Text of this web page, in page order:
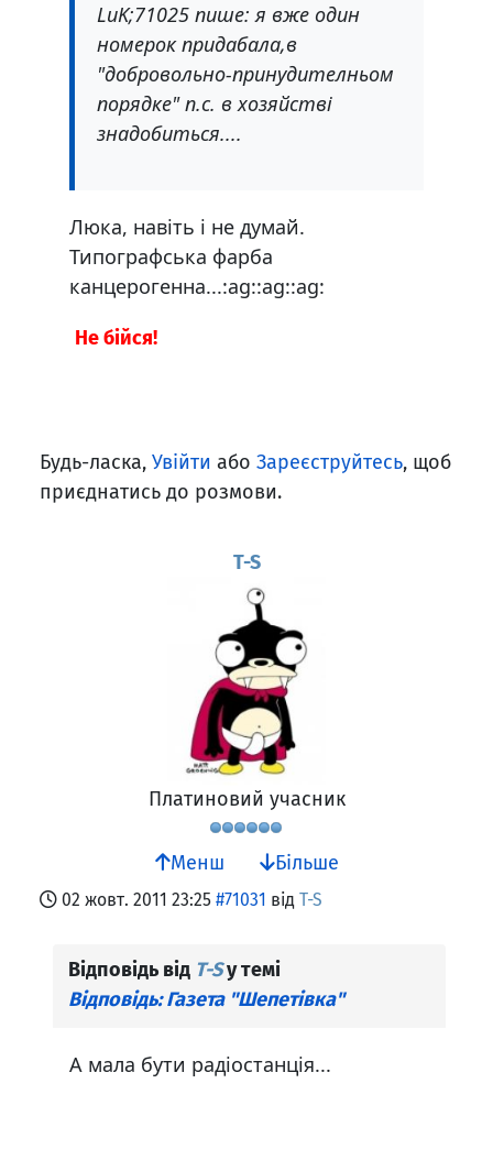
LuK;71025 пише: я вже один
номерок придабала,в
"добровольно-принудителньом
порядке" п.с. в хозяйстві
знадобиться....
Люка, навіть і не думай.
Типографська фарба
канцерогенна...:ag::ag::ag:
Не бійся!
Будь-ласка, Увійти або Зареєструйтесь, щоб
приєднатись до розмови.
T-S
Платиновий учасник
Менш Більше
02 жовт. 2011 23:25 #71031 від T-S
Відповідь від T-Sу темі
Відповідь: Газета "Шепетівка"
А мала бути радіостанція...